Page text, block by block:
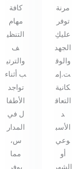
كافة
مهام
التنظي
ف
والترتي
ب أثناء
تواجد
الأطفا
ل في
المدار
س،
مما
يوفر
مرنة
توفر
عليكِ
الجهد
والوق
ت.إم
كانية
التعاق
د
الأسب
وعي
أو
الشهر